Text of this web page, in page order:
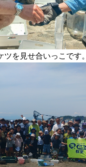
を見せ合いっこです。